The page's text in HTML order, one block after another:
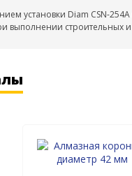
установки Diam CSN-
выполнении строительных